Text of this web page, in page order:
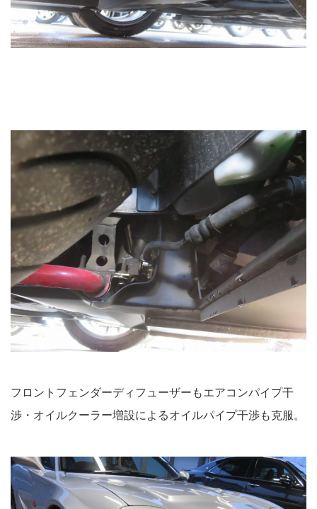
フロントフェンダーディフューザーもエアコンパイプ干
渉・オイルクーラー増設によるオイルパイプ干渉も克服。